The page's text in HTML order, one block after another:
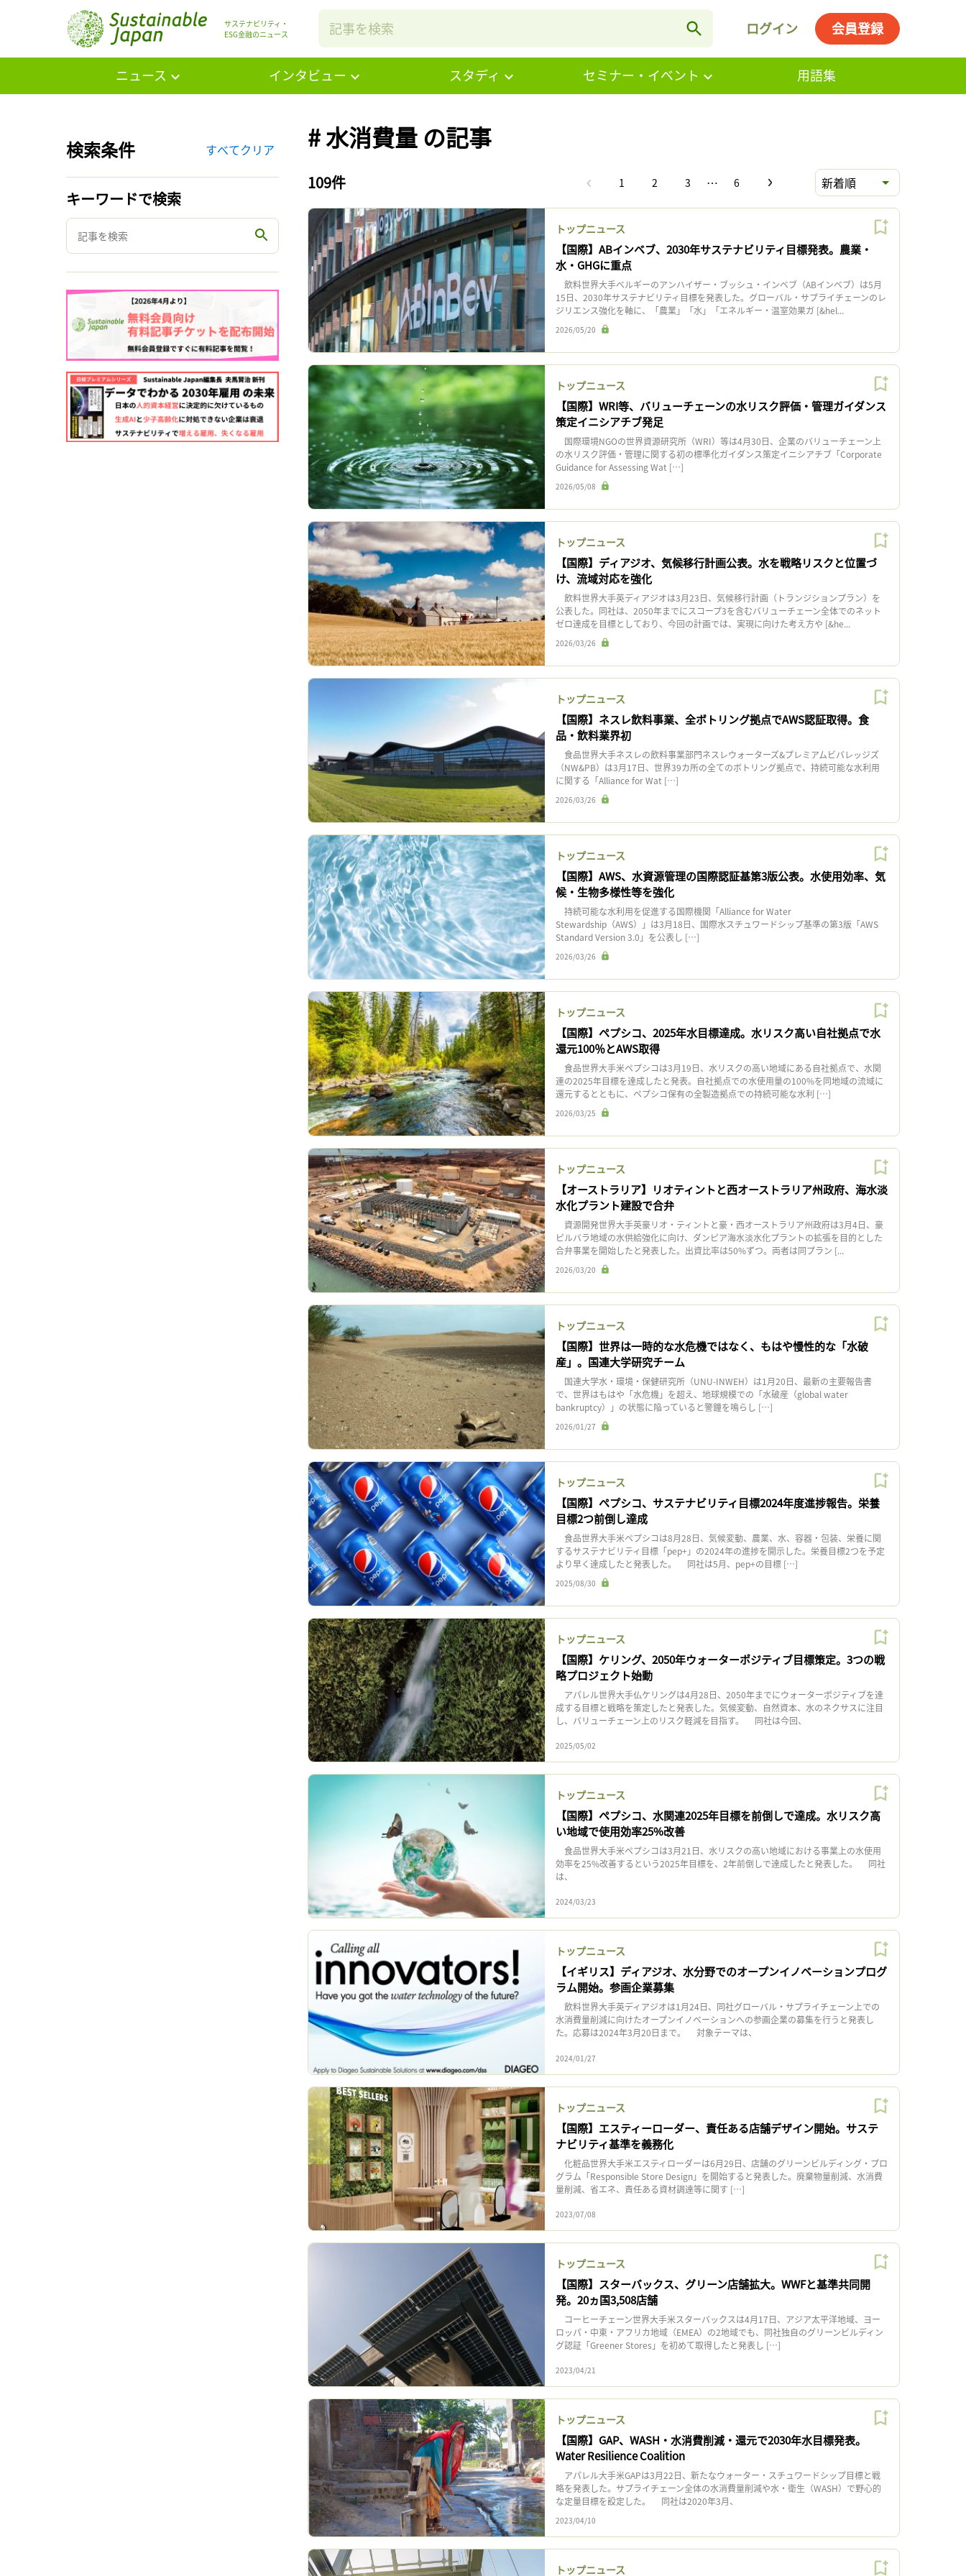
サステナビリティ・
ESG金融のニュース
ログイン 会員登録
ニュース インタビュー スタディ セミナー・イベント 用語集
検索条件 すべてクリア
キーワードで検索
# 水消費量 の記事
109件 1 2 3 … 6 新着順
トップニュース
【国際】ABインベブ、2030年サステナビリティ目標発表。農業・
水・GHGに重点
飲料世界大手ベルギーのアンハイザー・ブッシュ・インベブ（ABインベブ）は5月
15日、2030年サステナビリティ目標を発表した。グローバル・サプライチェーンのレ
ジリエンス強化を軸に、「農業」「水」「エネルギー・温室効果ガ [&hel...
2026/05/20
トップニュース
【国際】WRI等、バリューチェーンの水リスク評価・管理ガイダンス
策定イニシアチブ発足
国際環境NGOの世界資源研究所（WRI）等は4月30日、企業のバリューチェーン上
の水リスク評価・管理に関する初の標準化ガイダンス策定イニシアチブ「Corporate
Guidance for Assessing Wat […]
2026/05/08
トップニュース
【国際】ディアジオ、気候移行計画公表。水を戦略リスクと位置づ
け、流域対応を強化
飲料世界大手英ディアジオは3月23日、気候移行計画（トランジションプラン）を
公表した。同社は、2050年までにスコープ3を含むバリューチェーン全体でのネット
ゼロ達成を目標としており、今回の計画では、実現に向けた考え方や [&he...
2026/03/26
トップニュース
【国際】ネスレ飲料事業、全ボトリング拠点でAWS認証取得。食
品・飲料業界初
食品世界大手ネスレの飲料事業部門ネスレウォーターズ&プレミアムビバレッジズ
（NW&PB）は3月17日、世界39カ所の全てのボトリング拠点で、持続可能な水利用
に関する「Alliance for Wat […]
2026/03/26
トップニュース
【国際】AWS、水資源管理の国際認証基第3版公表。水使用効率、気
候・生物多様性等を強化
持続可能な水利用を促進する国際機関「Alliance for Water
Stewardship（AWS）」は3月18日、国際水スチュワードシップ基準の第3版「AWS
Standard Version 3.0」を公表し […]
2026/03/26
トップニュース
【国際】ペプシコ、2025年水目標達成。水リスク高い自社拠点で水
還元100％とAWS取得
食品世界大手米ペプシコは3月19日、水リスクの高い地域にある自社拠点で、水関
連の2025年目標を達成したと発表。自社拠点での水使用量の100%を同地域の流域に
還元するとともに、ペプシコ保有の全製造拠点での持続可能な水利 […]
2026/03/25
トップニュース
【オーストラリア】リオティントと西オーストラリア州政府、海水淡
水化プラント建設で合弁
資源開発世界大手英豪リオ・ティントと豪・西オーストラリア州政府は3月4日、豪
ピルバラ地域の水供給強化に向け、ダンピア海水淡水化プラントの拡張を目的とした
合弁事業を開始したと発表した。出資比率は50%ずつ。両者は同プラン [...
2026/03/20
トップニュース
【国際】世界は一時的な水危機ではなく、もはや慢性的な「水破
産」。国連大学研究チーム
国連大学水・環境・保健研究所（UNU-INWEH）は1月20日、最新の主要報告書
で、世界はもはや「水危機」を超え、地球規模での「水破産（global water
bankruptcy）」の状態に陥っていると警鐘を鳴らし […]
2026/01/27
トップニュース
【国際】ペプシコ、サステナビリティ目標2024年度進捗報告。栄養
目標2つ前倒し達成
食品世界大手米ペプシコは8月28日、気候変動、農業、水、容器・包装、栄養に関
するサステナビリティ目標「pep+」の2024年の進捗を開示した。栄養目標2つを予定
より早く達成したと発表した。 同社は5月、pep+の目標 […]
2025/08/30
トップニュース
【国際】ケリング、2050年ウォーターポジティブ目標策定。3つの戦
略プロジェクト始動
アパレル世界大手仏ケリングは4月28日、2050年までにウォーターポジティブを達
成する目標と戦略を策定したと発表した。気候変動、自然資本、水のネクサスに注目
し、バリューチェーン上のリスク軽減を目指す。 同社は今回、
2025/05/02
トップニュース
【国際】ペプシコ、水関連2025年目標を前倒しで達成。水リスク高
い地域で使用効率25%改善
食品世界大手米ペプシコは3月21日、水リスクの高い地域における事業上の水使用
効率を25%改善するという2025年目標を、2年前倒しで達成したと発表した。 同社
は、
2024/03/23
トップニュース
【イギリス】ディアジオ、水分野でのオープンイノベーションプログ
ラム開始。参画企業募集
飲料世界大手英ディアジオは1月24日、同社グローバル・サプライチェーン上での
水消費量削減に向けたオープンイノベーションへの参画企業の募集を行うと発表し
た。応募は2024年3月20日まで。 対象テーマは、
2024/01/27
トップニュース
【国際】エスティーローダー、責任ある店舗デザイン開始。サステ
ナビリティ基準を義務化
化粧品世界大手米エスティローダーは6月29日、店舗のグリーンビルディング・プロ
グラム「Responsible Store Design」を開始すると発表した。廃棄物量削減、水消費
量削減、省エネ、責任ある資材調達等に関す […]
2023/07/08
トップニュース
【国際】スターバックス、グリーン店舗拡大。WWFと基準共同開
発。20ヵ国3,508店舗
コーヒーチェーン世界大手米スターバックスは4月17日、アジア太平洋地域、ヨー
ロッパ・中東・アフリカ地域（EMEA）の2地域でも、同社独自のグリーンビルディン
グ認証「Greener Stores」を初めて取得したと発表し […]
2023/04/21
トップニュース
【国際】GAP、WASH・水消費削減・還元で2030年水目標発表。
Water Resilience Coalition
アパレル大手米GAPは3月22日、新たなウォーター・スチュワードシップ目標と戦
略を発表した。サプライチェーン全体の水消費量削減や水・衛生（WASH）で野心的
な定量目標を設定した。 同社は2020年3月、
2023/04/10
トップニュース
記事をお気に入りに保存するには
ログインが必要です
ログイン 会員登録